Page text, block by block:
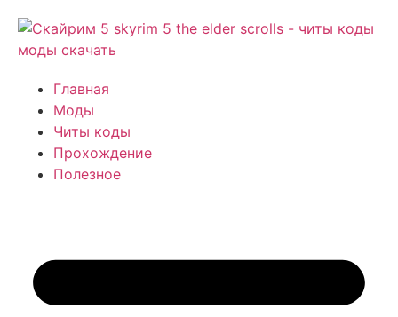
Главная
Моды
Читы коды
Прохождение
Полезное